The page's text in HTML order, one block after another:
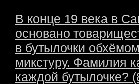
В конце 19 века в
основано
в бутылочки
микстуру. Фамилия
каждой бутылочке?